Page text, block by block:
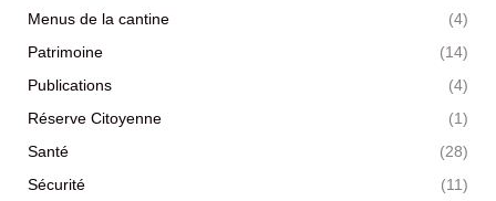
Menus de la cantine
(4)
Patrimoine
(14)
Publications
(4)
Réserve Citoyenne
(1)
Santé
(28)
Sécurité
(11)